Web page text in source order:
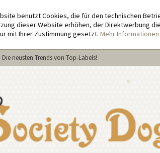
benutzt Cookies, die für den technischen
dieser Website erhöhen, der Direktwerbung
mit Ihrer Zustimmung gesetzt. Mehr Informationen
Die neusten Trends von Top-Labels!